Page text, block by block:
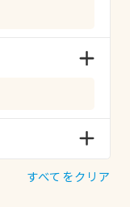
すべてをクリア